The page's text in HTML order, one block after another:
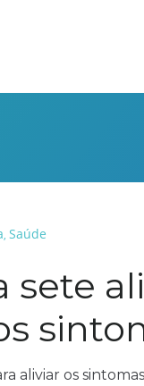
, Saúde
sete
aliviar os